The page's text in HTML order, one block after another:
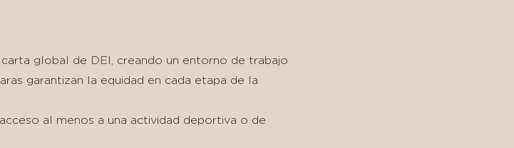
global de DEI, creando un entorno de trabajo
garantizan la equidad en cada etapa de la
al menos a una actividad deportiva o de